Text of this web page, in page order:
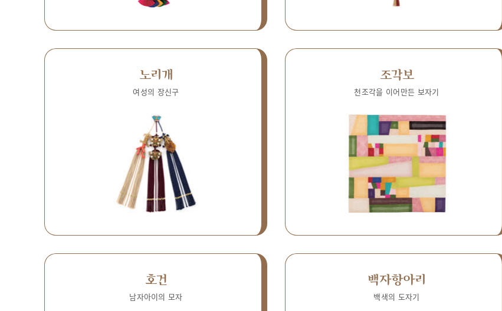
노리개
여성의 장신구
조각보
천조각을 이어만든 보자기
호건
남자아이의 모자
백자항아리
백색의 도자기